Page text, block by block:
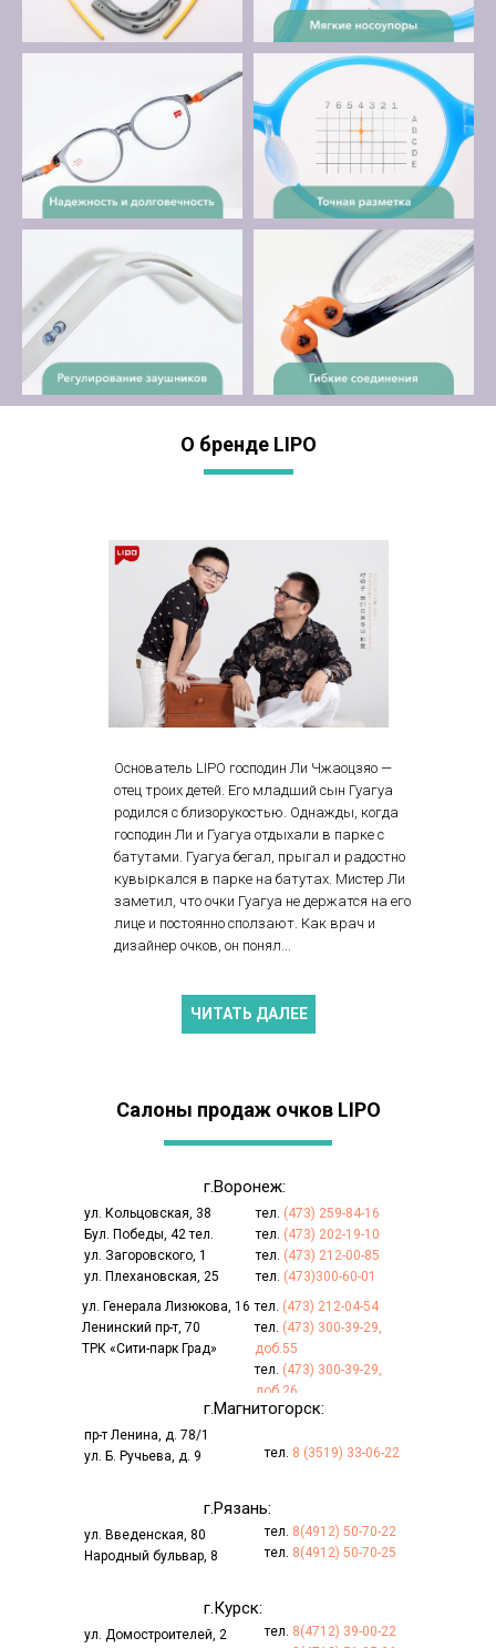
О бренде LIPO
Основатель LIPO господин Ли Чжаоцзяо —
отец троих детей. Его младший сын Гуагуа
родился с близорукостью. Однажды, когда
господин Ли и Гуагуа отдыхали в парке с
батутами. Гуагуа бегал, прыгал и радостно
кувыркался в парке на батутах. Мистер Ли
заметил, что очки Гуагуа не держатся на его
лице и постоянно сползают. Как врач и
дизайнер очков, он понял...
ЧИТАТЬ ДАЛЕЕ
Салоны продаж очков LIPO
ул. Кольцовская, 38
Бул. Победы, 42 тел.
ул. Загоровского, 1
ул. Плехановская, 25
тел. (473) 259-84-16
тел. (473) 202-19-10
тел. (473) 212-00-85
тел. (473)300-60-01
ул. Генерала Лизюкова, 16
Ленинский пр-т, 70
ТРК «Сити-парк Град»
тел. (473) 212-04-54
тел. (473) 300-39-29,
доб.55
тел. (473) 300-39-29,
доб.26
г.Воронеж:
пр-т Ленина, д. 78/1
ул. Б. Ручьева, д. 9
тел. 8 (3519) 33-06-22
г.Магнитогорск:
ул. Введенская, 80
Народный бульвар, 8
тел. 8(4912) 50-70-22
тел. 8(4912) 50-70-25
г.Рязань:
ул. Домостроителей, 2
тел. 8(4712) 39-00-22
г.Курск: